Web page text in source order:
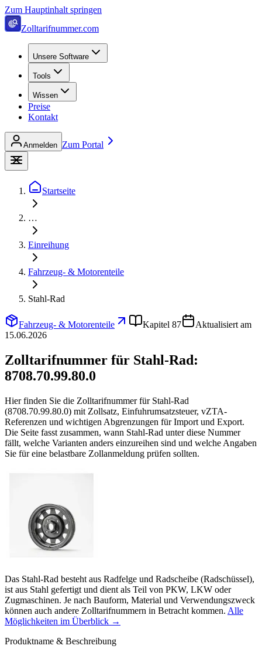
Zum Hauptinhalt springen
Zolltarifnummer.com
Unsere Software
Tools
Wissen
Preise
Kontakt
Anmelden Zum Portal
Startseite
…
Einreihung
Fahrzeug- & Motorenteile
Stahl-Rad
Fahrzeug- & Motorenteile Kapitel 87
Aktualisiert am
15.06.2026
Zolltarifnummer für Stahl-Rad:
8708.70.99.80.0
Hier finden Sie die Zolltarifnummer für Stahl-Rad
(8708.70.99.80.0) mit Zollsatz, Einfuhrumsatzsteuer, vZTA-
Referenzen und wichtigen Abgrenzungen für Import und Export.
Die Seite fasst zusammen, wann Stahl-Rad unter diese Nummer
fällt, welche Varianten anders einzureihen sind und welche Angaben
Sie für eine belastbare Zollanmeldung prüfen sollten.
Das Stahl-Rad besteht aus Radfelge und Radscheibe (Radschüssel),
ist aus Stahl gefertigt und dient als Teil von PKW, LKW oder
Zugmaschinen. Je nach Bauform, Material und Verwendungszweck
können auch andere Zolltarifnummern in Betracht kommen. Alle
Möglichkeiten im Überblick →
Produktname & Beschreibung